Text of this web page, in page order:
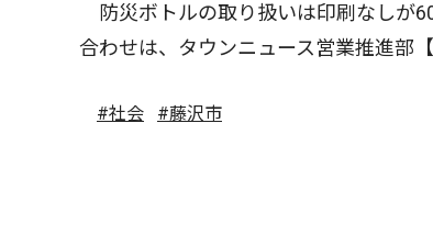
防災ボトルの取り扱いは印刷なしが
合わせは、タウンニュース営業推進部
#社会 #藤沢市